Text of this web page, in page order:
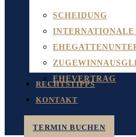
SCHEIDUNG
INTERNATIONALE
EHEVERTRAG
RECHTSTIPPS
KONTAKT
TERMIN BUCHEN